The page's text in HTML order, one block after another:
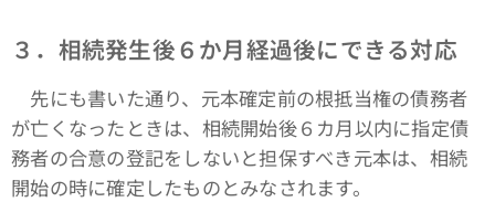
３．相続発生後６か月経過後にできる対応
先にも書いた通り、元本確定前の根抵当権の債務者
が亡くなったときは、相続開始後６カ月以内に指定債
務者の合意の登記をしないと担保すべき元本は、相続
開始の時に確定したものとみなされます。